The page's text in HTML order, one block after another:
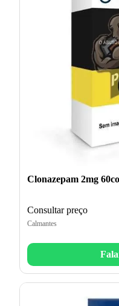
Clonazepam 2mg
Consultar preço
Calmantes